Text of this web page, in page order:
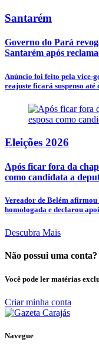
Santarém
Governo do Pará
Santarém após
Anúncio foi feito pela vice-
reajuste ficará suspenso até
Eleições 2026
Após ficar fora da
como candidata a
Vereador de Belém
homologada e declarou
Descubra Mais
Não possui uma conta?
Você pode ler matérias
Criar minha conta
Navegue